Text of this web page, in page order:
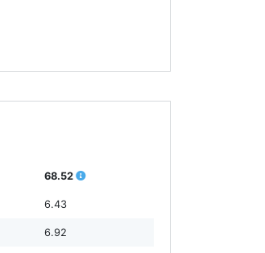
68.52
6.43
6.92